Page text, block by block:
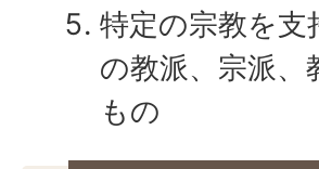
特定の宗教を
の教派、宗派
もの